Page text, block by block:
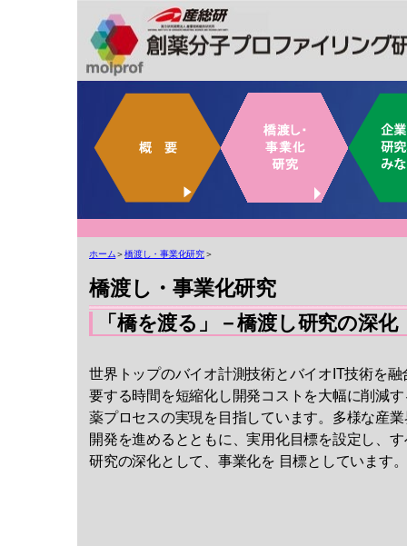
ホーム＞橋渡し・事業化研究＞
橋渡し・事業化研究
「橋を渡る」－橋渡し研究の深化
世界トップのバイオ計測技術とバイオIT技術を
要する時間を短縮化し開発コストを大幅に削減
薬プロセスの実現を目指しています。多様な産
開発を進めるとともに、実用化目標を設定し、
研究の深化として、事業化を 目標としています。